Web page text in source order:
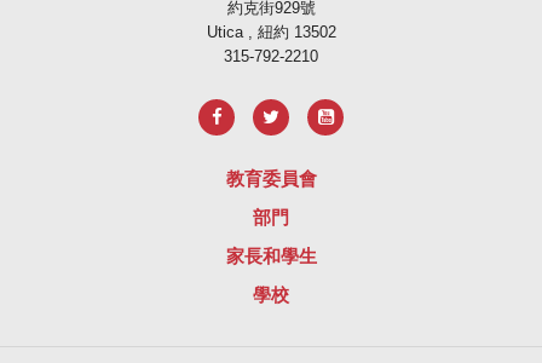
約克街929號
Utica , 紐約 13502
315-792-2210
教育委員會
部門
家長和學生
學校